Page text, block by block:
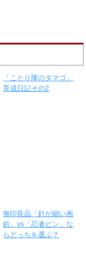
「ことり隊のタマゴ」
育成日記その2
無印良品「針が細い画
鋲」vs「忍者ピン」な
らどっちを選ぶ？